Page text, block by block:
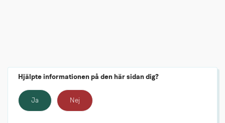
Hjälpte informationen på den här sidan dig?
Ja Nej